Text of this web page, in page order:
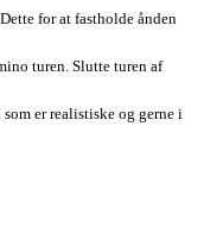
for at fastholde ånden
turen. Slutte turen af
er realistiske og gerne i